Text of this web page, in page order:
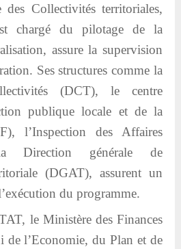
des Collectivités territoriales,
chargé du pilotage de la
assure la supervision
Ses structures comme la
(DCT), le centre
publique locale et de la
l’Inspection des Affaires
Direction générale de
(DGAT), assurent un
du programme.
le Ministère des Finances
de l’Economie, du Plan et de